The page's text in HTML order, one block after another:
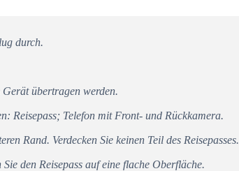
durch.
übertragen werden.
Reisepass; Telefon mit Front- und Rückkamera.
Rand. Verdecken Sie keinen Teil des Reisepasses.
den Reisepass auf eine flache Oberfläche.